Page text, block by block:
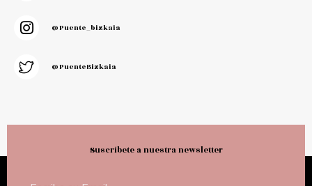
@puente_bizkaia
@PuenteBizkaia
Suscríbete a nuestra newsletter